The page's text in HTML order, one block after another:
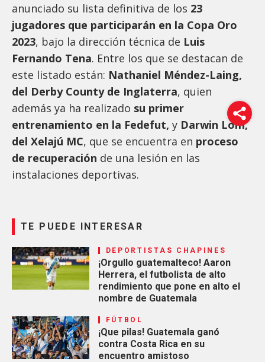
anunciado su lista definitiva de los 23
jugadores que participarán en la Copa Oro
2023, bajo la dirección técnica de Luis
Fernando Tena. Entre los que se destacan de
este listado están: Nathaniel Méndez-Laing,
del Derby County de Inglaterra, quien
además ya ha realizado su primer
entrenamiento en la Fedefut, y Darwin Lom,
del Xelajú MC, que se encuentra en proceso
de recuperación de una lesión en las
instalaciones deportivas.
TE PUEDE INTERESAR
DEPORTISTAS CHAPINES
¡Orgullo guatemalteco! Aaron
Herrera, el futbolista de alto
rendimiento que pone en alto el
nombre de Guatemala
FÚTBOL
¡Que pilas! Guatemala ganó
contra Costa Rica en su
encuentro amistoso